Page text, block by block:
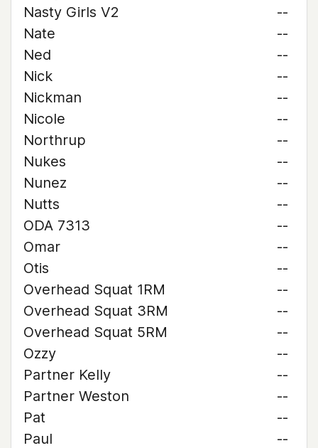
Nasty Girls V2
--
Nate
--
Ned
--
Nick
--
Nickman
--
Nicole
--
Northrup
--
Nukes
--
Nunez
--
Nutts
--
ODA 7313
--
Omar
--
Otis
--
Overhead Squat 1RM
--
Overhead Squat 3RM
--
Overhead Squat 5RM
--
Ozzy
--
Partner Kelly
--
Partner Weston
--
Pat
--
Paul
--